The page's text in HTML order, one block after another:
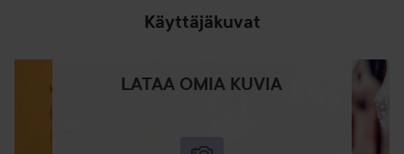
Käyttäjäkuvat
LATAA OMIA KUVIA